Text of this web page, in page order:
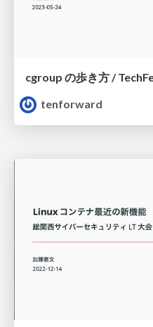
cgroup の歩き方 /
tenforward